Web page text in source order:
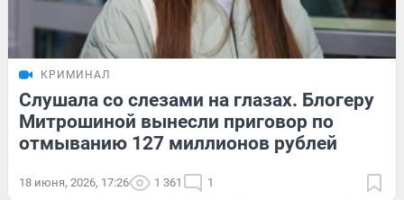
КРИМИНАЛ
Слушала со слезами на глазах. Блогеру
Митрошиной вынесли приговор по
отмыванию 127 миллионов рублей
18 июня, 2026, 17:26 1 361 1